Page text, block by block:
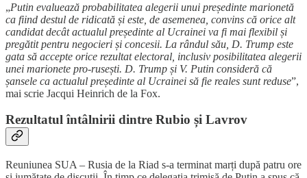
„Putin evaluează probabilitatea alegerii unui președinte marionetă
ca fiind destul de ridicată și este, de asemenea, convins că orice alt
candidat decât actualul președinte al Ucrainei va fi mai flexibil și
pregătit pentru negocieri și concesii. La rândul său, D. Trump este
gata să accepte orice rezultat electoral, inclusiv posibilitatea alegerii
unei marionete pro-rusești. D. Trump și V. Putin consideră că
șansele ca actualul președinte al Ucrainei să fie reales sunt reduse”,
mai scrie Jacqui Heinrich de la Fox.
Rezultatul întâlnirii dintre Rubio și Lavrov
Reuniunea SUA – Rusia de la Riad s-a terminat marți după patru ore